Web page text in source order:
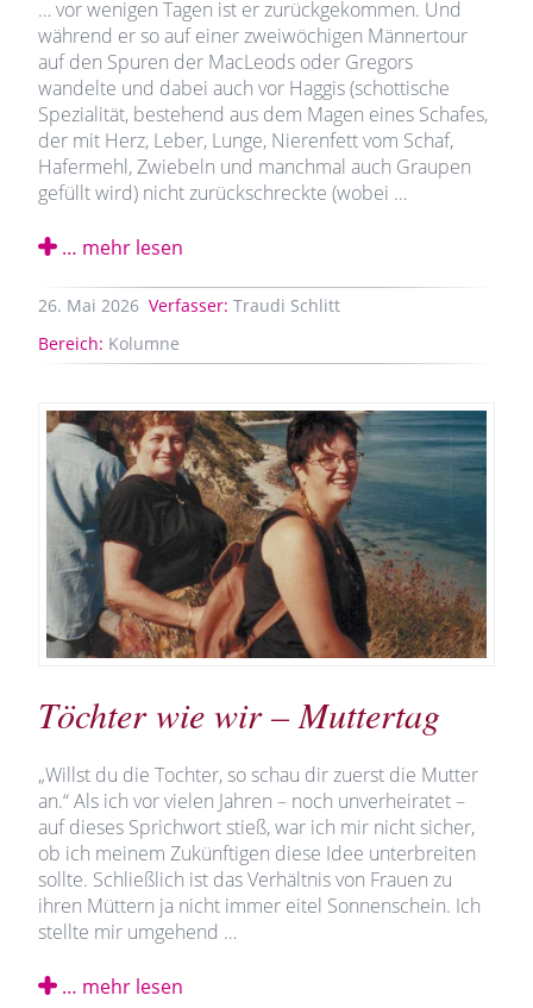
… vor wenigen Tagen ist er zurückgekommen. Und
während er so auf einer zweiwöchigen Männertour
auf den Spuren der MacLeods oder Gregors
wandelte und dabei auch vor Haggis (schottische
Spezialität, bestehend aus dem Magen eines Schafes,
der mit Herz, Leber, Lunge, Nierenfett vom Schaf,
Hafermehl, Zwiebeln und manchmal auch Graupen
gefüllt wird) nicht zurückschreckte (wobei …
… mehr lesen
26. Mai 2026 Verfasser: Traudi Schlitt
Bereich: Kolumne
Töchter wie wir – Muttertag
„Willst du die Tochter, so schau dir zuerst die Mutter
an.“ Als ich vor vielen Jahren – noch unverheiratet –
auf dieses Sprichwort stieß, war ich mir nicht sicher,
ob ich meinem Zukünftigen diese Idee unterbreiten
sollte. Schließlich ist das Verhältnis von Frauen zu
ihren Müttern ja nicht immer eitel Sonnenschein. Ich
stellte mir umgehend …
… mehr lesen